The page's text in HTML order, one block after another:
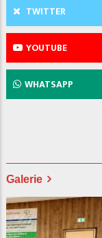
TWITTER
YOUTUBE
WHATSAPP
Galerie